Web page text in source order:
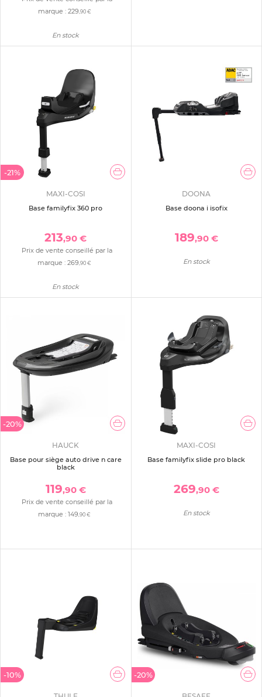
marque : 229,90 €
En stock
-21%
MAXI-COSI
Base familyfix 360 pro
213,90 €
Prix de vente conseillé par la
marque :269,90 €
En stock
DOONA
Base doona i isofix
189,90 €
En stock
-20%
HAUCK
Base pour siège auto drive n care
black
119,90 €
Prix de vente conseillé par la
marque :149,90 €
MAXI-COSI
Base familyfix slide pro black
269,90 €
En stock
-10% -20%